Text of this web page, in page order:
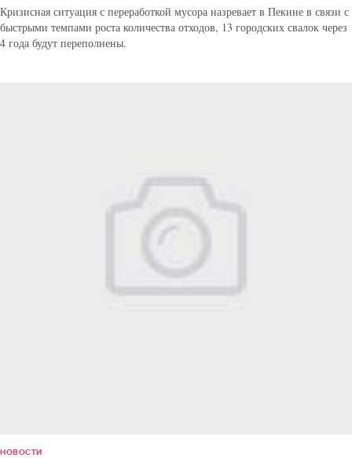
Кризисная ситуация с переработкой мусора назревает в Пекине в связи с
быстрыми темпами роста количества отходов, 13 городских свалок через
4 года будут переполнены.
НОВОСТИ